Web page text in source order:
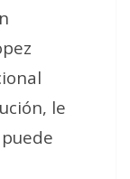
le